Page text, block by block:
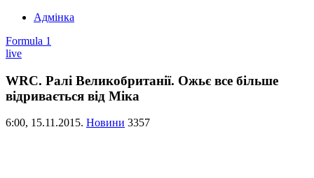
Адмінка
Formula 1
live
WRC. Ралі Великобританії. Ожьє все більше
відривається від Міка
6:00, 15.11.2015. Новини 3357